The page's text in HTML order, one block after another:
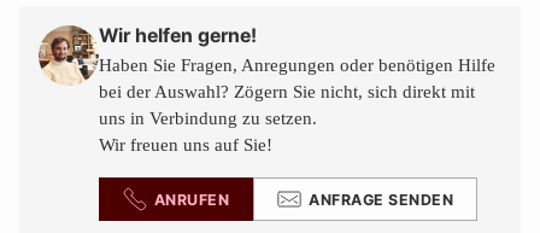
den
Warenkorb
legen
Wir helfen gerne!
Haben Sie Fragen, Anregungen oder benötigen Hilfe
bei der Auswahl? Zögern Sie nicht, sich direkt mit
uns in Verbindung zu setzen.
Wir freuen uns auf Sie!
ANRUFEN ANFRAGE SENDEN